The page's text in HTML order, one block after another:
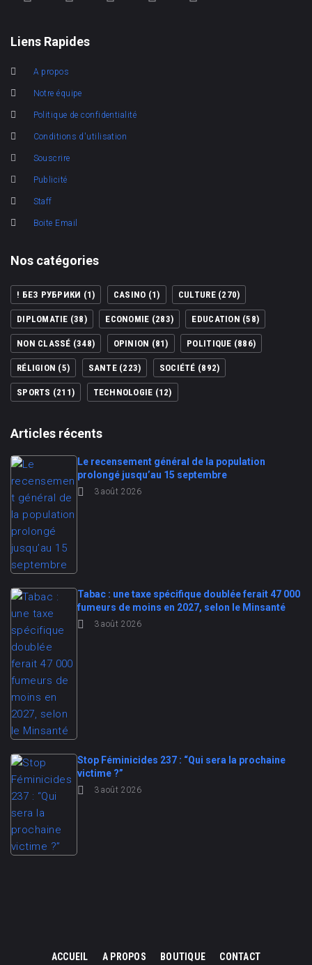
Liens Rapides
A propos
Notre équipe
Politique de confidentialité
Conditions d'utilisation
Souscrire
Publicité
Staff
Boite Email
Nos catégories
! БЕЗ РУБРИКИ (1) CASINO (1) CULTURE(270)
DIPLOMATIE (38) ECONOMIE (283) EDUCATION (58)
NON CLASSÉ (348) OPINION (81) POLITIQUE (886)
RÉLIGION (5) SANTE(223) SOCIÉTÉ (892)
SPORTS (211) TECHNOLOGIE (12)
Articles récents
Le recensement général de la population
prolongé jusqu’au 15 septembre
3 août 2026
Tabac : une taxe spécifique doublée ferait 47 000
fumeurs de moins en 2027, selon le Minsanté
3 août 2026
Stop Féminicides 237 : “Qui sera la prochaine
victime ?”
3 août 2026
ACCUEIL A PROPOS BOUTIQUE CONTACT